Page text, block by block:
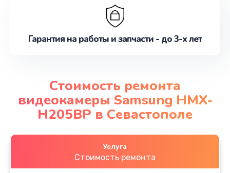
Гарантия на работы и запчасти - до 3-х лет
Стоимость ремонта
видеокамеры Samsung HMX-
H205BP в Севастополе
Услуга
Стоимость ремонта